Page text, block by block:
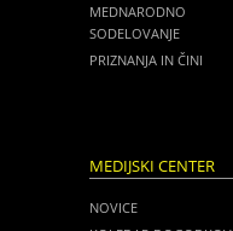
MEDNARODNO
SODELOVANJE
PRIZNANJA IN ČINI
MEDIJSKI CENTER
NOVICE